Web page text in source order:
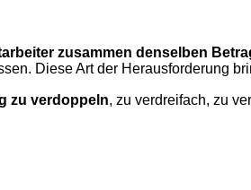
zusammen denselben
Diese Art der Herausforderung
zu verdoppeln, zu verdreifach, zu